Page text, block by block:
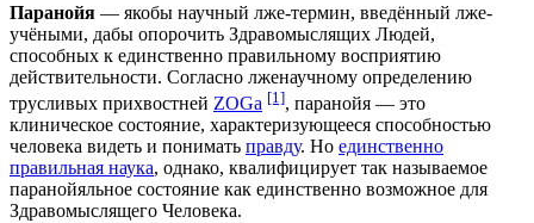
Паранойя — якобы научный лже-термин, введённый лже-
учёными, дабы опорочить Здравомыслящих Людей,
способных к единственно правильному восприятию
действительности. Согласно лженаучному определению
трусливых прихвостней ZOGа [1], паранойя — это
клиническое состояние, характеризующееся способностью
человека видеть и понимать правду. Но единственно
правильная наука, однако, квалифицирует так называемое
паранойяльное состояние как единственно возможное для
Здравомыслящего Человека.